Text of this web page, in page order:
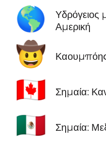
🌎
Υδρόγειος
Αμερική
🤠
🇨🇦 Σημαία:
🇲🇽 Σημαία: